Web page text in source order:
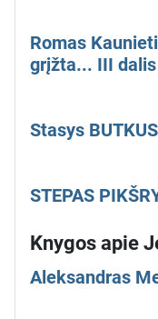
Romas
grįžta... III dalis
Stasys
STEPAS
Knygos apie
Aleksandras